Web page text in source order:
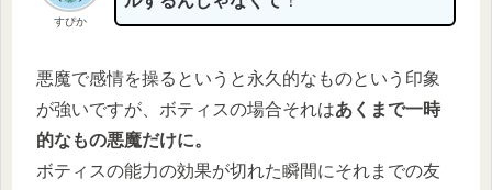
すぴか
悪魔で感情を操るというと永久的なものという印象
が強いですが、ボティスの場合それはあくまで一時
的なもの悪魔だけに。
ボティスの能力の効果が切れた瞬間にそれまでの友